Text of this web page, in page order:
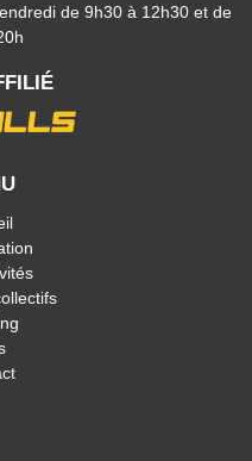
de 9h30 à 12h30 et de